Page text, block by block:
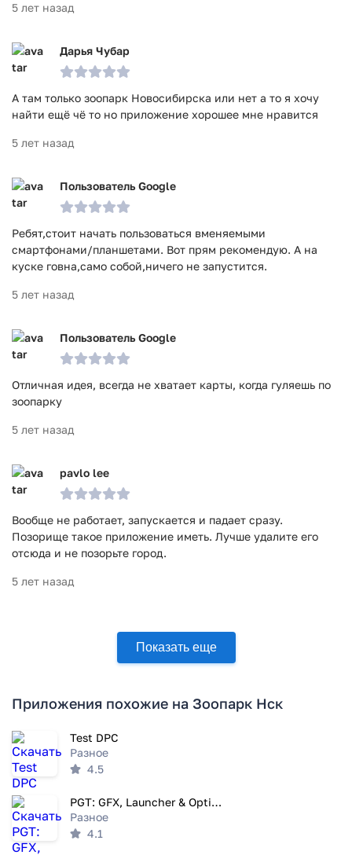
5 лет назад
Дарья Чубар
А там только зоопарк Новосибирска или нет а то я хочу
найти ещё чё то но приложение хорошее мне нравится
5 лет назад
Пользователь Google
Ребят,стоит начать пользоваться вменяемыми
смартфонами/планшетами. Вот прям рекомендую. А на
куске говна,само собой,ничего не запустится.
5 лет назад
Пользователь Google
Отличная идея, всегда не хватает карты, когда гуляешь по
зоопарку
5 лет назад
pavlo lee
Вообще не работает, запускается и падает сразу.
Позорище такое приложение иметь. Лучше удалите его
отсюда и не позорьте город.
5 лет назад
Показать еще
Приложения похожие на Зоопарк Нск
Test DPC
Разное
4.5
PGT: GFX, Launcher & Optimizer
Разное
4.1